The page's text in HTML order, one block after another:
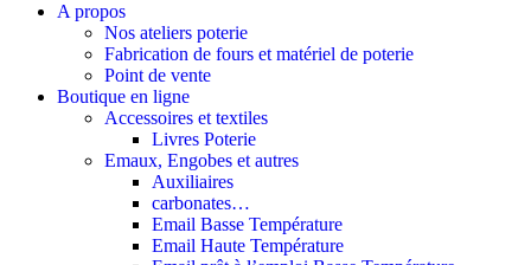
A propos
Nos ateliers poterie
Fabrication de fours et matériel de poterie
Point de vente
Boutique en ligne
Accessoires et textiles
Livres Poterie
Emaux, Engobes et autres
Auxiliaires
carbonates…
Email Basse Température
Email Haute Température